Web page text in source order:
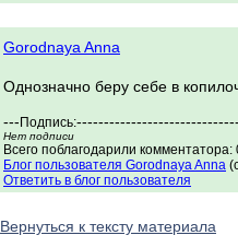
Gorodnaya Anna
Однозначно беру себе в
--- Подпись:
Нет подписи
Всего поблагодарили
Блог пользователя Gorodnaya Anna
Ответить в блог пользователя
Вернуться к тексту материала